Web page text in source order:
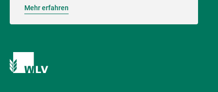
Mehr erfahren